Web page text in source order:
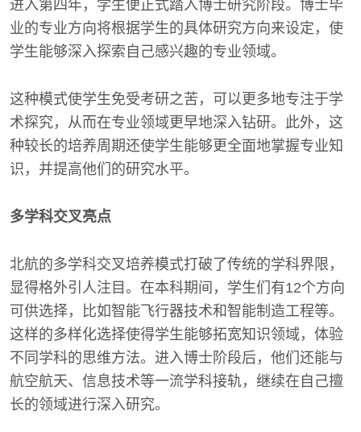
进入第四年，学生便正式踏入博士研究阶段。博士毕
业的专业方向将根据学生的具体研究方向来设定，使
学生能够深入探索自己感兴趣的专业领域。
这种模式使学生免受考研之苦，可以更多地专注于学
术探究，从而在专业领域更早地深入钻研。此外，这
种较长的培养周期还使学生能够更全面地掌握专业知
识，并提高他们的研究水平。
多学科交叉亮点
北航的多学科交叉培养模式打破了传统的学科界限，
显得格外引人注目。在本科期间，学生们有12个方向
可供选择，比如智能飞行器技术和智能制造工程等。
这样的多样化选择使得学生能够拓宽知识领域，体验
不同学科的思维方法。进入博士阶段后，他们还能与
航空航天、信息技术等一流学科接轨，继续在自己擅
长的领域进行深入研究。